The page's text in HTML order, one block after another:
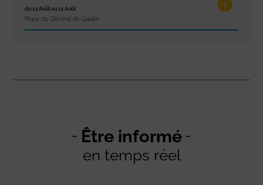
du 13 Août au 13 Août
Place du Général de Gaulle
Être informé
en temps réel